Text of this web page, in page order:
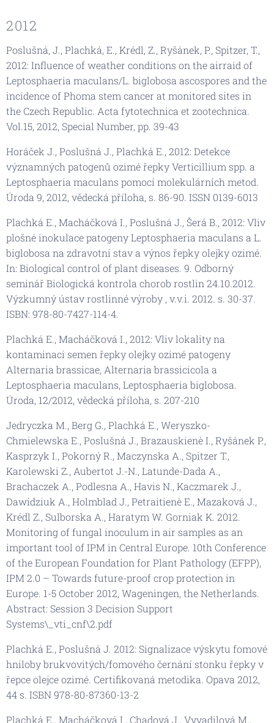
2012
Poslušná, J., Plachká, E., Krédl, Z., Ryšánek, P., Spitzer, T.,
2012: Influence of weather conditions on the airraid of
Leptosphaeria maculans/L. biglobosa ascospores and the
incidence of Phoma stem cancer at monitored sites in
the Czech Republic. Acta fytotechnica et zootechnica.
Vol.15, 2012, Special Number, pp. 39-43
Horáček J., Poslušná J., Plachká E., 2012: Detekce
významných patogenů ozimé řepky Verticillium spp. a
Leptosphaeria maculans pomocí molekulárních metod.
Úroda 9, 2012, vědecká příloha, s. 86-90. ISSN 0139-6013
Plachká E., Macháčková I., Poslušná J., Šerá B., 2012: Vliv
plošné inokulace patogeny Leptosphaeria maculans a L.
biglobosa na zdravotní stav a výnos řepky olejky ozimé.
In: Biological control of plant diseases. 9. Odborný
seminář Biologická kontrola chorob rostlin 24.10.2012.
Výzkumný ústav rostlinné výroby , v.v.i. 2012. s. 30-37.
ISBN: 978-80-7427-114-4.
Plachká E., Macháčková I., 2012: Vliv lokality na
kontaminaci semen řepky olejky ozimé patogeny
Alternaria brassicae, Alternaria brassicicola a
Leptosphaeria maculans, Leptosphaeria biglobosa.
Úroda, 12/2012, vědecká příloha, s. 207-210
Jedryczka M., Berg G., Plachká E., Weryszko-
Chmielewska E., Poslušná J., Brazauskienè I., Ryšánek P.,
Kasprzyk I., Pokorný R., Maczynska A., Spitzer T.,
Karolewski Z., Aubertot J.-N., Latunde-Dada A.,
Brachaczek A., Podlesna A., Havis N., Kaczmarek J.,
Dawidziuk A., Holmblad J., Petraitienè E., Mazaková J.,
Krédl Z., Sulborska A., Haratym W. Gorniak K. 2012.
Monitoring of fungal inoculum in air samples as an
important tool of IPM in Central Europe. 10th Conference
of the European Foundation for Plant Pathology (EFPP),
IPM 2.0 – Towards future-proof crop protection in
Europe. 1-5 October 2012, Wageningen, the Netherlands.
Abstract: Session 3 Decision Support
Systems\_vti_cnf\2.pdf
Plachká E., Poslušná J. 2012: Signalizace výskytu fomové
hniloby brukvovitých/fomového černání stonku řepky v
řepce olejce ozimé. Certifikovaná metodika. Opava 2012,
44 s. ISBN 978-80-87360-13-2
Plachká E., Macháčková I., Chadová J., Vyvadilová M.,